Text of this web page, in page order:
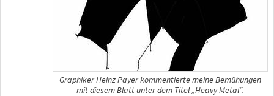
Graphiker Heinz Payer kommentierte meine Bemühungen
mit diesem Blatt unter dem Titel „Heavy Metal“.